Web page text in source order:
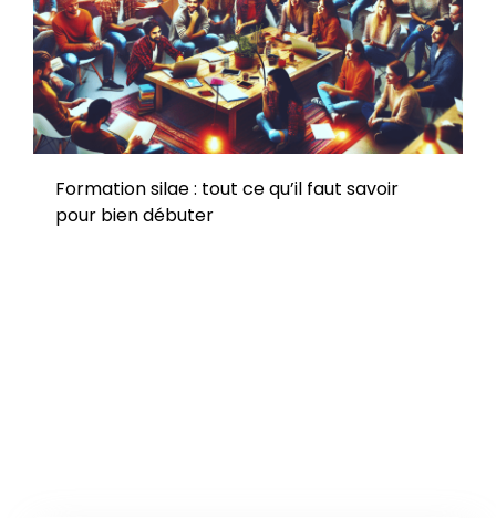
Formation silae : tout ce qu’il faut savoir
pour bien débuter